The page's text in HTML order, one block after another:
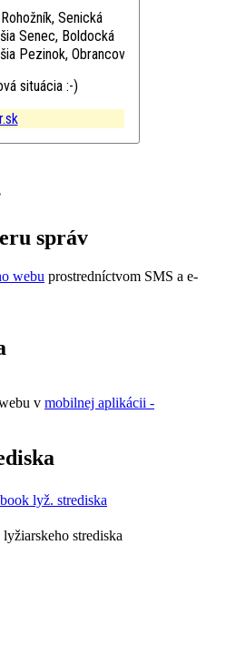
Rohožník, Senická
Senec, Boldocká
Pezinok, Obrancov mieru
situácia :-)
správ
webu prostredníctvom SMS a e-
v mobilnej aplikácii -
strediska